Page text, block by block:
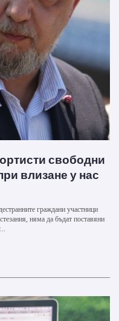
свободни
влизане у нас
граждани участници
няма да бъдат поставяни